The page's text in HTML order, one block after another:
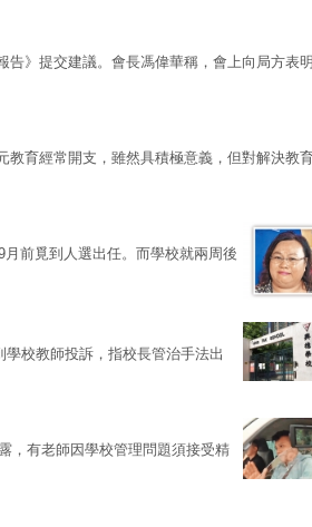
告》提交建議。會長馮偉華稱，會上向局方表
教育經常開支，雖然具積極意義，但對解決教
前覓到人選出任。而學校就兩周後
學校教師投訴，指校長管治手法出
，有老師因學校管理問題須接受精